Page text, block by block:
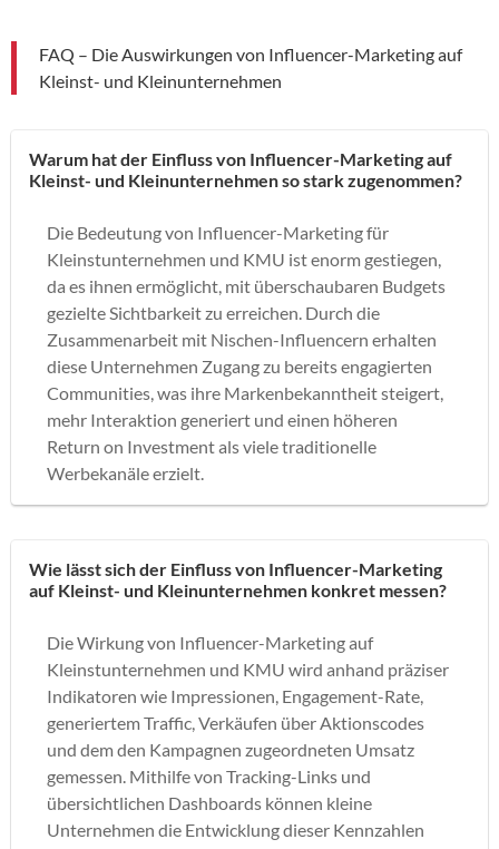
FAQ – Die Auswirkungen von Influencer-Marketing auf
Kleinst- und Kleinunternehmen
Warum hat der Einfluss von Influencer-Marketing auf
Kleinst- und Kleinunternehmen so stark zugenommen?
Die Bedeutung von Influencer-Marketing für
Kleinstunternehmen und KMU ist enorm gestiegen,
da es ihnen ermöglicht, mit überschaubaren Budgets
gezielte Sichtbarkeit zu erreichen. Durch die
Zusammenarbeit mit Nischen-Influencern erhalten
diese Unternehmen Zugang zu bereits engagierten
Communities, was ihre Markenbekanntheit steigert,
mehr Interaktion generiert und einen höheren
Return on Investment als viele traditionelle
Werbekanäle erzielt.
Wie lässt sich der Einfluss von Influencer-Marketing
auf Kleinst- und Kleinunternehmen konkret messen?
Die Wirkung von Influencer-Marketing auf
Kleinstunternehmen und KMU wird anhand präziser
Indikatoren wie Impressionen, Engagement-Rate,
generiertem Traffic, Verkäufen über Aktionscodes
und dem den Kampagnen zugeordneten Umsatz
gemessen. Mithilfe von Tracking-Links und
übersichtlichen Dashboards können kleine
Unternehmen die Entwicklung dieser Kennzahlen